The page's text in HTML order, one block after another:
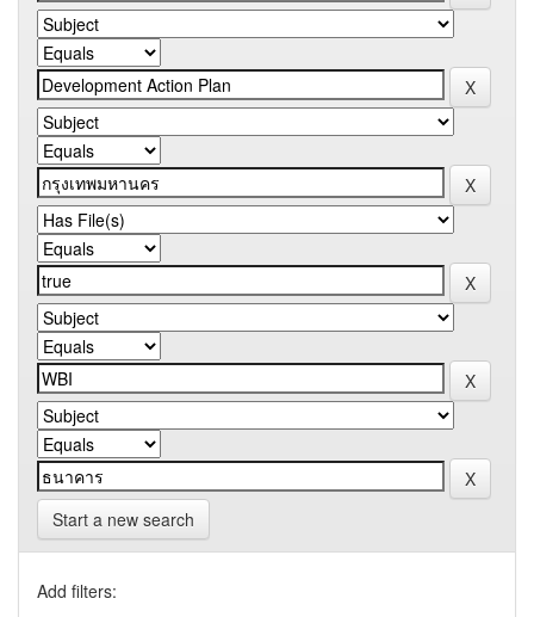
Start a new search
Add filters: